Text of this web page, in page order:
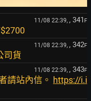
11/08 22:39, , 341 F
11/08 22:39, , 342F
司貨
11/08 22:39, , 343F
請站內信。 https://i.i